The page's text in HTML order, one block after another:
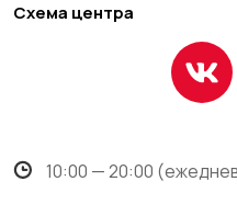
Схема центра
10:00 — 20:00